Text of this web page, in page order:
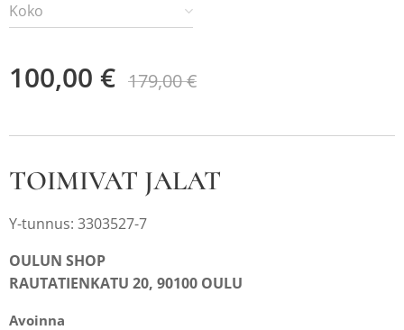
Koko
100,00 € 179,00€
TOIMIVAT JALAT
Y-tunnus: 3303527-7
OULUN SHOP
RAUTATIENKATU 20, 90100 OULU
Avoinna